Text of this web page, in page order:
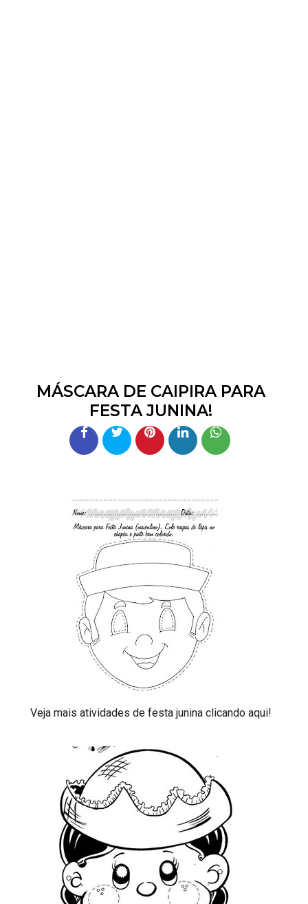
MÁSCARA DE CAIPIRA PARA
FESTA JUNINA!
Veja mais atividades de festa junina clicando aqui!